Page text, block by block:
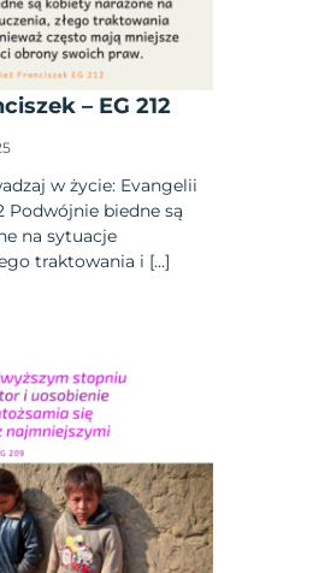
– EG 212
w życie: Evangelii
Podwójnie biedne są
na sytuacje
traktowania i […]